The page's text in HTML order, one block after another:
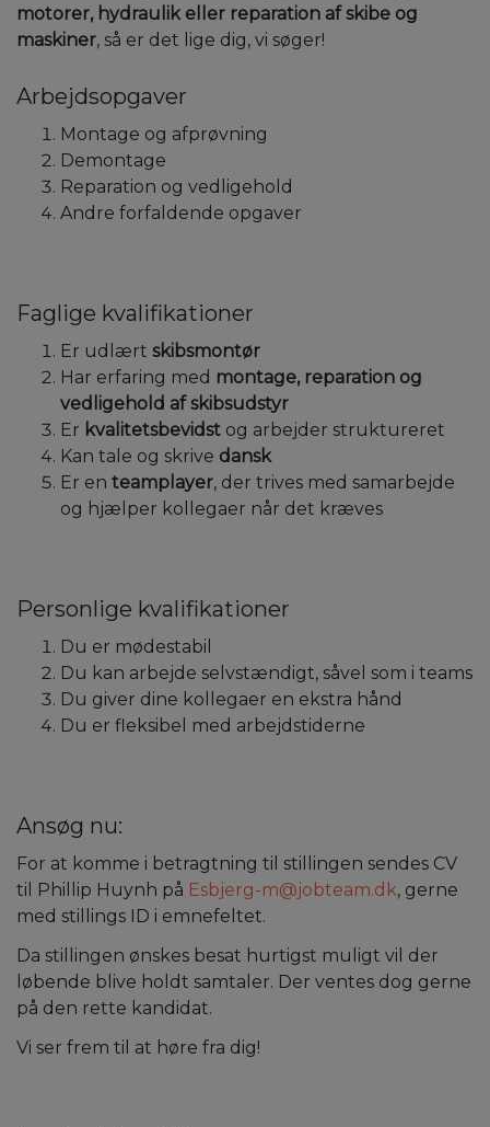
motorer, hydraulik eller reparation af skibe og
maskiner, så er det lige dig, vi søger!
Arbejdsopgaver
Montage og afprøvning
Demontage
Reparation og vedligehold
Andre forfaldende opgaver
Faglige kvalifikationer
Er udlært skibsmontør
Har erfaring med montage, reparation og
vedligehold af skibsudstyr
Er kvalitetsbevidst og arbejder struktureret
Kan tale og skrive dansk
Er en teamplayer, der trives med samarbejde
og hjælper kollegaer når det kræves
Personlige kvalifikationer
Du er mødestabil
Du kan arbejde selvstændigt, såvel som i teams
Du giver dine kollegaer en ekstra hånd
Du er fleksibel med arbejdstiderne
Ansøg nu:
For at komme i betragtning til stillingen sendes CV
til Phillip Huynh på Esbjerg-m@jobteam.dk, gerne
med stillings ID i emnefeltet.
Da stillingen ønskes besat hurtigst muligt vil der
løbende blive holdt samtaler. Der ventes dog gerne
på den rette kandidat.
Vi ser frem til at høre fra dig!